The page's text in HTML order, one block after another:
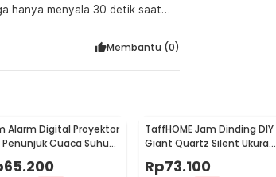
hanya menyala 30 detik saat
manualnya all English dan
ingin menghemat kertas. Duh.
Membantu (0)
Alarm Digital Proyektor
Penunjuk Cuaca Suhu
- 8190
65.200
TaffHOME Jam Dinding DIY
Giant Quartz Silent Ukuran
Besar 90-100cm - DIY-101
Rp73.100